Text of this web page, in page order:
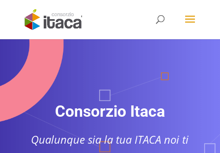
Consorzio Itaca
Qualunque sia la tua ITACA noi ti